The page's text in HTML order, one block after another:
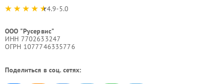
4.9-5.0
ООО "Русервис"
ИНН 7702633247
ОГРН 1077746335776
Поделиться в соц. сетях: